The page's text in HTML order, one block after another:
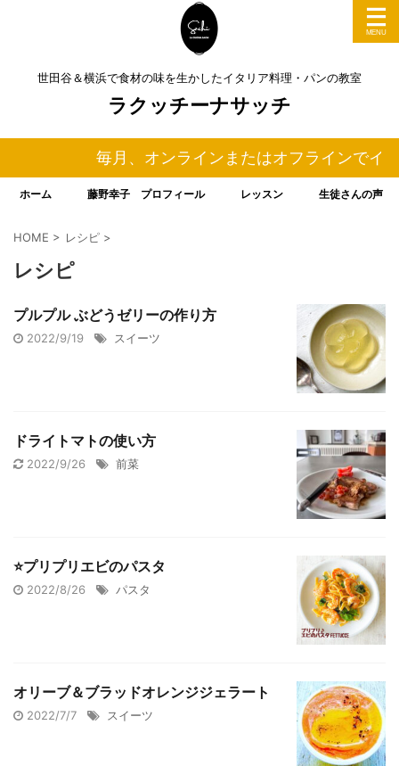
世田谷＆横浜で食材の味を生かしたイタリア料理・パンの教室
ラクッチーナサッチ
毎月、オンラインまたはオフラインでイタ
ホーム 藤野幸子 プロフィール レッスン 生徒さんの声
HOME > レシピ >
レシピ
プルプル ぶどうゼリーの作り方
2022/9/19 スイーツ
ドライトマトの使い方
2022/9/26 前菜
⭐️プリプリエビのパスタ
2022/8/26 パスタ
オリーブ＆ブラッドオレンジジェラート
2022/7/7 スイーツ